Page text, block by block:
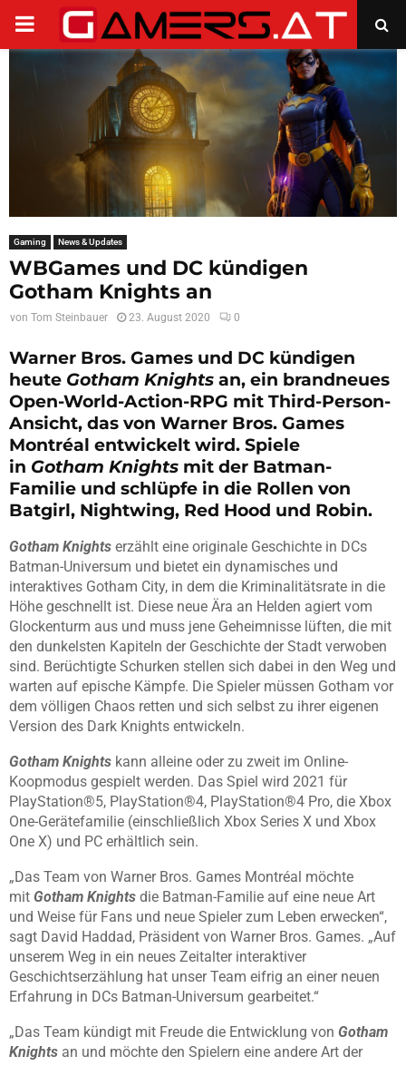
PRIMARY
MENU
Gaming News & Updates
WBGames und DC kündigen
Gotham Knights an
von Tom Steinbauer 23. August 2020 0
Warner Bros. Games und DC kündigen
heute Gotham Knights an, ein brandneues
Open-World-Action-RPG mit Third-Person-
Ansicht, das von Warner Bros. Games
Montréal entwickelt wird. Spiele
in Gotham Knights mit der Batman-
Familie und schlüpfe in die Rollen von
Batgirl, Nightwing, Red Hood und Robin.
Gotham Knights erzählt eine originale Geschichte in DCs
Batman-Universum und bietet ein dynamisches und
interaktives Gotham City, in dem die Kriminalitätsrate in die
Höhe geschnellt ist. Diese neue Ära an Helden agiert vom
Glockenturm aus und muss jene Geheimnisse lüften, die mit
den dunkelsten Kapiteln der Geschichte der Stadt verwoben
sind. Berüchtigte Schurken stellen sich dabei in den Weg und
warten auf epische Kämpfe. Die Spieler müssen Gotham vor
dem völligen Chaos retten und sich selbst zu ihrer eigenen
Version des Dark Knights entwickeln.
Gotham Knights kann alleine oder zu zweit im Online-
Koopmodus gespielt werden. Das Spiel wird 2021 für
PlayStation®5, PlayStation®4, PlayStation®4 Pro, die Xbox
One-Gerätefamilie (einschließlich Xbox Series X und Xbox
One X) und PC erhältlich sein.
„Das Team von Warner Bros. Games Montréal möchte
mit Gotham Knights die Batman-Familie auf eine neue Art
und Weise für Fans und neue Spieler zum Leben erwecken“,
sagt David Haddad, Präsident von Warner Bros. Games. „Auf
unserem Weg in ein neues Zeitalter interaktiver
Geschichtserzählung hat unser Team eifrig an einer neuen
Erfahrung in DCs Batman-Universum gearbeitet.“
„Das Team kündigt mit Freude die Entwicklung von Gotham
Knights an und möchte den Spielern eine andere Art der